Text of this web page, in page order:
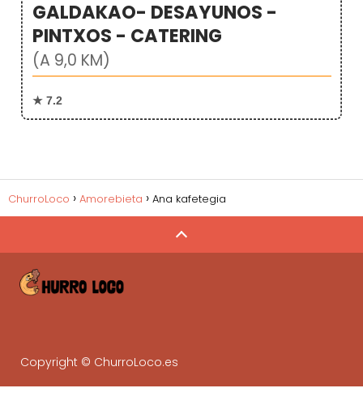
GALDAKAO- DESAYUNOS -
PINTXOS - CATERING
(A 9,0 KM)
★ 7.2
ChurroLoco Amorebieta Ana kafetegia
Copyright © ChurroLoco.es